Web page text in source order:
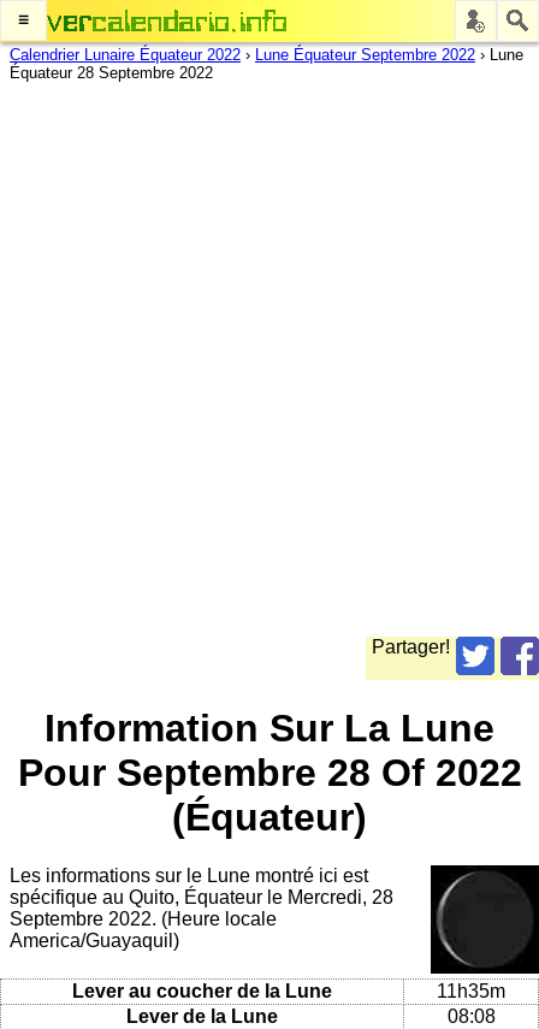
≡
Calendrier Lunaire Équateur 2022 › Lune Équateur Septembre 2022 › Lune
Équateur 28 Septembre 2022
Partager!
Information Sur La Lune
Pour Septembre 28 Of 2022
(Équateur)
Les informations sur le Lune montré ici est
spécifique au Quito, Équateur le Mercredi, 28
Septembre 2022. (Heure locale
America/Guayaquil)
Lever au coucher de la Lune
11h35m
Lever de la Lune
08:08